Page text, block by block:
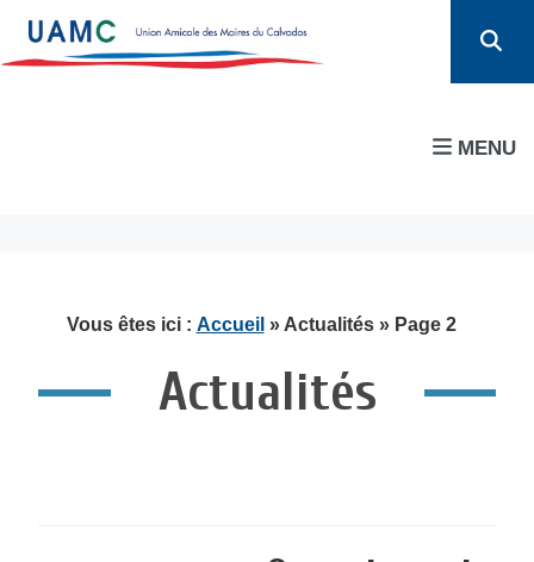
MENU
Vous êtes ici : Accueil » Actualités » Page 2
Actualités